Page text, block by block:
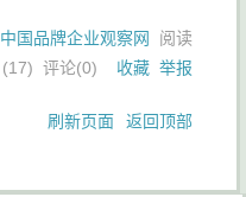
中国品牌企业观察网
阅读
(17) 评论(0) 收藏 举报
刷新页面 返回顶部